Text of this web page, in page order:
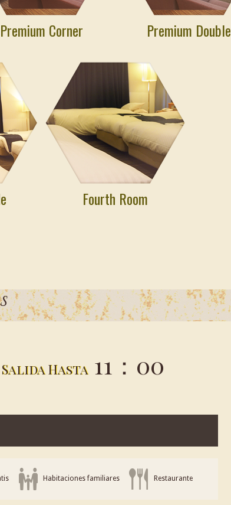
Premium Corner Premium Double
Fourth Room
Salida Hasta 11：00
Habitaciones familiares Restaurante